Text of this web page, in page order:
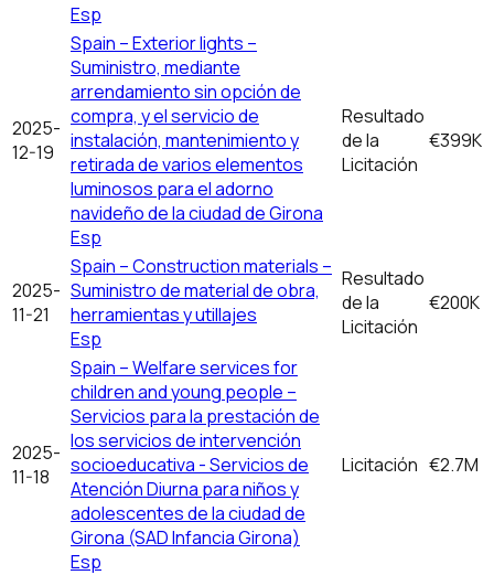
Esp
2025-
12-19
Spain – Exterior lights –
Suministro, mediante
arrendamiento sin opción de
compra, y el servicio de
instalación, mantenimiento y
retirada de varios elementos
luminosos para el adorno
navideño de la ciudad de Girona
Esp
Resultado
de la
Licitación
€399K
2025-
11-21
Spain – Construction materials –
Suministro de material de obra,
herramientas y utillajes
Esp
Resultado
de la
Licitación
€200K
2025-
11-18
Spain – Welfare services for
children and young people –
Servicios para la prestación de
los servicios de intervención
socioeducativa - Servicios de
Atención Diurna para niños y
adolescentes de la ciudad de
Girona (SAD Infancia Girona)
Esp
Licitación €2.7M